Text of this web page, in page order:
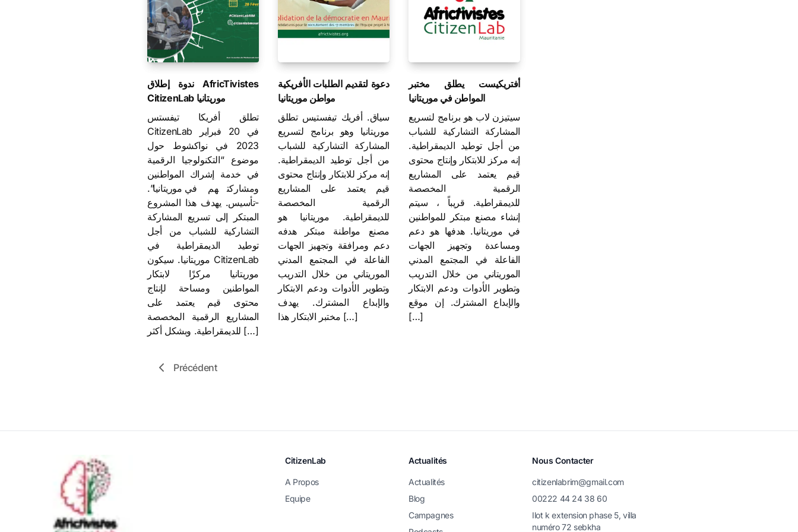
ندوة إطلاق AfricTivistes
CitizenLab موريتانيا
تطلق أفريكا تيفستس
CitizenLab في 20 فبراير
2023 في نواكشوط حول
موضوع “التكنولوجيا الرقمية
في خدمة إشراك المواطنين
ومشاركتهم في موريتانيا”.
-تأسيس. يهدف هذا المشروع
المبتكر إلى تسريع المشاركة
التشاركية للشباب من أجل
توطيد الديمقراطية في
موريتانيا. سيكون CitizenLab
موريتانيا مركزًا لابتكار
المواطنين ومساحة لإنتاج
محتوى قيم يعتمد على
المشاريع الرقمية المخصصة
للديمقراطية. وبشكل أكثر […]
دعوة لتقديم الطلبات الأفريكية
مواطن موريتانيا
سياق. أفريك تيفستيس تطلق
موريتانيا وهو برنامج لتسريع
المشاركة التشاركية للشباب
من أجل توطيد الديمقراطية.
إنه مركز للابتكار وإنتاج محتوى
قيم يعتمد على المشاريع
الرقمية المخصصة
للديمقراطية. موريتانيا هو
مصنع مواطنة مبتكر هدفه
دعم ومرافقة وتجهيز الجهات
الفاعلة في المجتمع المدني
الموريتاني من خلال التدريب
وتطوير الأدوات ودعم الابتكار
والإبداع المشترك. يهدف
مختبر الابتكار هذا […]
أفتريكيست يطلق مختبر
المواطن في موريتانيا
سيتيزن لاب هو برنامج لتسريع
المشاركة التشاركية للشباب
من أجل توطيد الديمقراطية.
إنه مركز للابتكار وإنتاج محتوى
قيم يعتمد على المشاريع
الرقمية المخصصة
للديمقراطية. قريباً ، سيتم
إنشاء مصنع مبتكر للمواطنين
في موريتانيا. هدفها هو دعم
ومساعدة وتجهيز الجهات
الفاعلة في المجتمع المدني
الموريتاني من خلال التدريب
وتطوير الأدوات ودعم الابتكار
والإبداع المشترك. إن موقع
[…]
Précédent
CitizenLab
A Propos
Equipe
Actualités
Actualités
Blog
Campagnes
Nous Contacter
citizenlabrim@gmail.com
00222 44 24 38 60
Ilot k extension phase 5, villa
numéro 72 sebkha